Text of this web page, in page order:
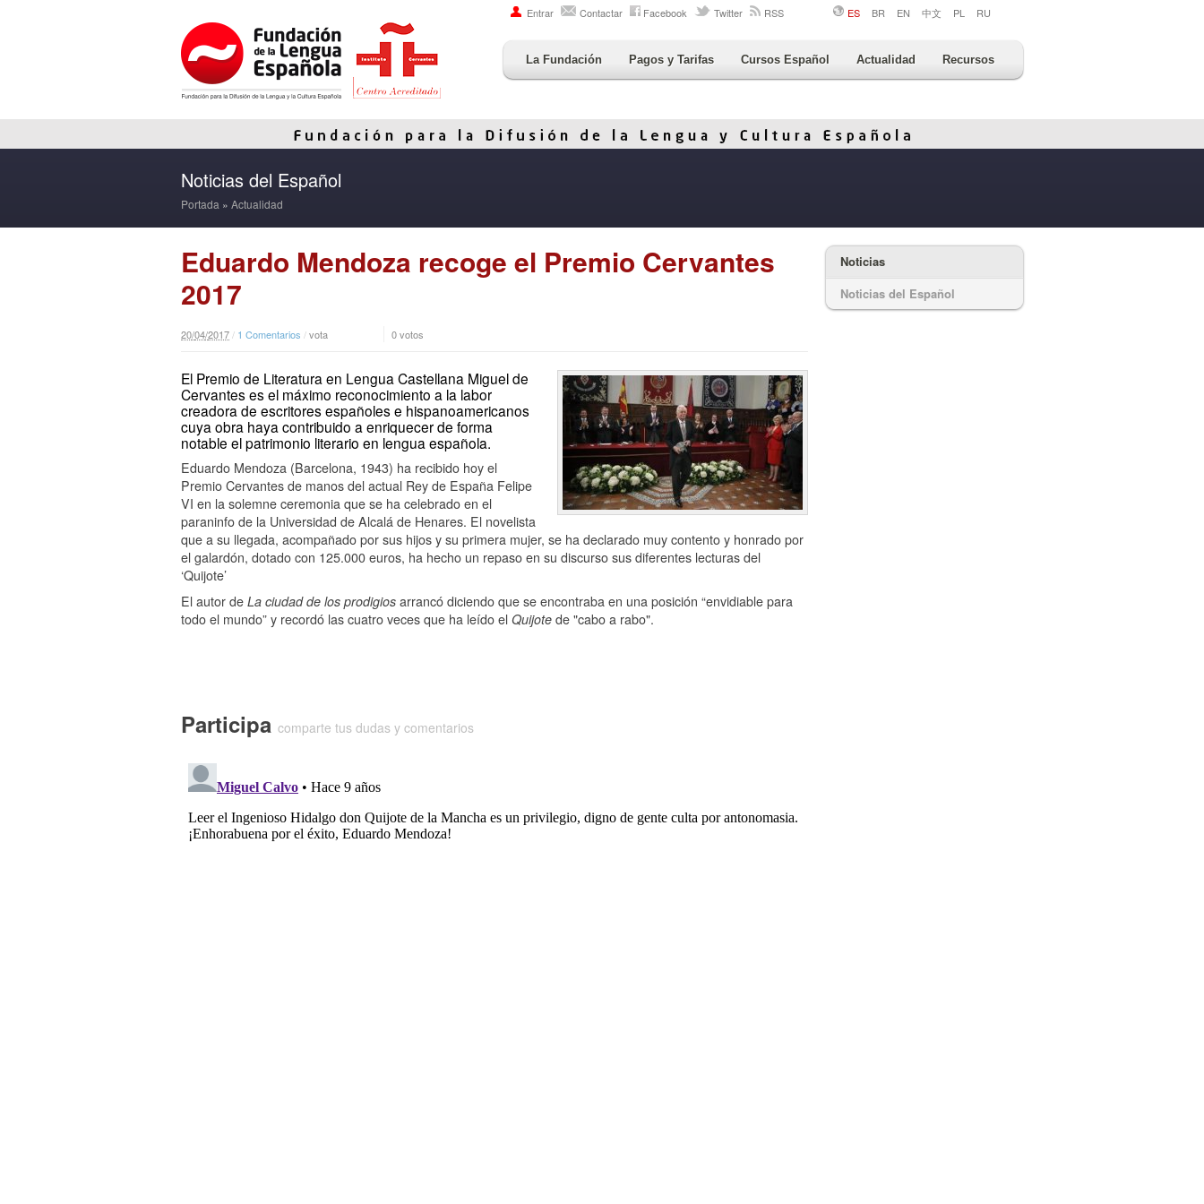
Entrar Contactar Facebook Twitter RSS ES BR EN 中文 PL RU
La Fundación Pagos y Tarifas Cursos Español Actualidad Recursos
Noticias del Español
Portada » Actualidad
Eduardo Mendoza recoge el Premio Cervantes
2017
20/04/2017/ 1 Comentarios /vota 0 votos
El Premio de Literatura en Lengua Castellana Miguel de
Cervantes es el máximo reconocimiento a la labor
creadora de escritores españoles e hispanoamericanos
cuya obra haya contribuido a enriquecer de forma
notable el patrimonio literario en lengua española.
Eduardo Mendoza (Barcelona, 1943) ha recibido hoy el
Premio Cervantes de manos del actual Rey de España Felipe
VI en la solemne ceremonia que se ha celebrado en el
paraninfo de la Universidad de Alcalá de Henares. El novelista
que a su llegada, acompañado por sus hijos y su primera mujer, se ha declarado muy contento y honrado por
el galardón, dotado con 125.000 euros, ha hecho un repaso en su discurso sus diferentes lecturas del
‘Quijote’
El autor de La ciudad de los prodigios arrancó diciendo que se encontraba en una posición “envidiable para
todo el mundo” y recordó las cuatro veces que ha leído el Quijote de "cabo a rabo".
Participa comparte tus dudas y comentarios
Noticias
Noticias del Español